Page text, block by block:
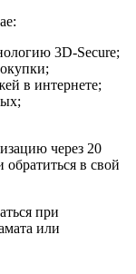
3D-Secure;
в интернете;
через 20
обратиться в свой
при
или